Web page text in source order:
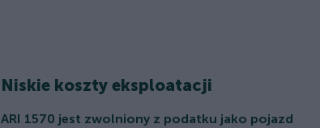
Niskie koszty eksploatacji
ARI 1570 jest zwolniony z podatku jako pojazd